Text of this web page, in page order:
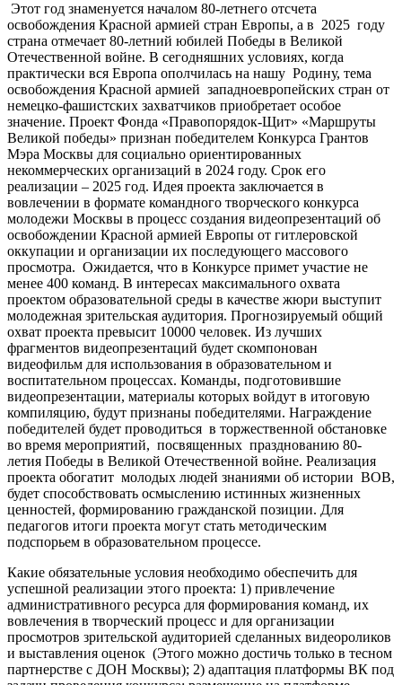
Этот год знаменуется началом 80-летнего отсчета
освобождения Красной армией стран Европы, а в 2025 году
страна отмечает 80-летний юбилей Победы в Великой
Отечественной войне. В сегодняшних условиях, когда
практически вся Европа ополчилась на нашу Родину, тема
освобождения Красной армией западноевропейских стран от
немецко-фашистских захватчиков приобретает особое
значение. Проект Фонда «Правопорядок-Щит» «Маршруты
Великой победы» признан победителем Конкурса Грантов
Мэра Москвы для социально ориентированных
некоммерческих организаций в 2024 году. Срок его
реализации – 2025 год. Идея проекта заключается в
вовлечении в формате командного творческого конкурса
молодежи Москвы в процесс создания видеопрезентаций об
освобождении Красной армией Европы от гитлеровской
оккупации и организации их последующего массового
просмотра. Ожидается, что в Конкурсе примет участие не
менее 400 команд. В интересах максимального охвата
проектом образовательной среды в качестве жюри выступит
молодежная зрительская аудитория. Прогнозируемый общий
охват проекта превысит 10000 человек. Из лучших
фрагментов видеопрезентаций будет скомпонован
видеофильм для использования в образовательном и
воспитательном процессах. Команды, подготовившие
видеопрезентации, материалы которых войдут в итоговую
компиляцию, будут признаны победителями. Награждение
победителей будет проводиться в торжественной обстановке
во время мероприятий, посвященных празднованию 80-
летия Победы в Великой Отечественной войне. Реализация
проекта обогатит молодых людей знаниями об истории ВОВ,
будет способствовать осмыслению истинных жизненных
ценностей, формированию гражданской позиции. Для
педагогов итоги проекта могут стать методическим
подспорьем в образовательном процессе.
Какие обязательные условия необходимо обеспечить для
успешной реализации этого проекта: 1) привлечение
административного ресурса для формирования команд, их
вовлечения в творческий процесс и для организации
просмотров зрительской аудиторией сделанных видеороликов
и выставления оценок (Этого можно достичь только в тесном
партнерстве с ДОН Москвы); 2) адаптация платформы ВК под